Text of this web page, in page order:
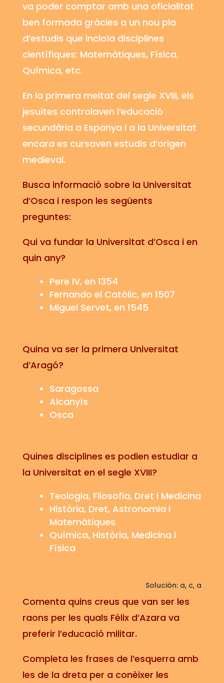
va poder comptar amb una oficialitat
ben formada gràcies a un nou pla
d’estudis que incloïa disciplines
científiques: Matemàtiques, Física,
Química, etc.
En la primera meitat del segle XVIII, els
jesuïtes controlaven l’educació
secundària a Espanya i a la Universitat
encara es cursaven estudis d’origen
medieval.
Busca informació sobre la Universitat
d’Osca i respon les següents
preguntes:
Qui va fundar la Universitat d’Osca i en
quin any?
Pere IV, en 1354
Fernando el Catòlic, en 1507
Miguel Servet, en 1545
Quina va ser la primera Universitat
d’Aragó?
Saragossa
Alcanyís
Osca
Quines disciplines es podien estudiar a
la Universitat en el segle XVIII?
Teologia, Filosofia, Dret i Medicina
Història, Dret, Astronomia i
Matemàtiques
Química, Història, Medicina i
Física
Solución: a, c, a
Comenta quins creus que van ser les
raons per les quals Félix d’Azara va
preferir l’educació militar.
Completa les frases de l’esquerra amb
les de la dreta per a conèixer les